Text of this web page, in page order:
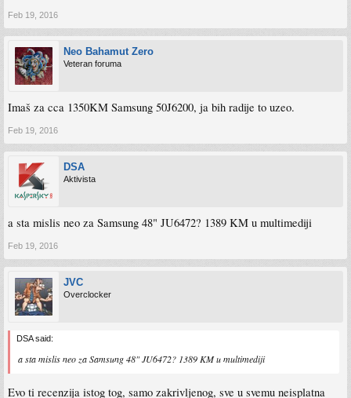
Feb 19, 2016
Neo Bahamut Zero
Veteran foruma
Imaš za cca 1350KM Samsung 50J6200, ja bih radije to uzeo.
Feb 19, 2016
DSA
Aktivista
a sta mislis neo za Samsung 48" JU6472? 1389 KM u multimediji
Feb 19, 2016
JVC
Overclocker
DSA said:
a sta mislis neo za Samsung 48" JU6472? 1389 KM u multimediji
Evo ti recenzija istog tog, samo zakrivljenog, sve u svemu neisplatna